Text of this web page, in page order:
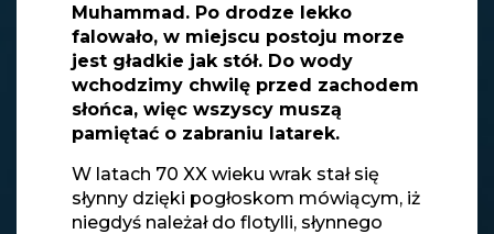
Muhammad. Po drodze lekko
falowało, w miejscu postoju morze
jest gładkie jak stół. Do wody
wchodzimy chwilę przed zachodem
słońca, więc wszyscy muszą
pamiętać o zabraniu latarek.
W latach 70 XX wieku wrak stał się
słynny dzięki pogłoskom mówiącym, iż
niegdyś należał do flotylli, słynnego